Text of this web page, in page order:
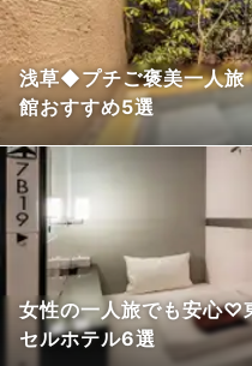
浅草◆プチご褒美一人旅
館おすすめ5選
女性の一人旅でも安心♡
セルホテル6選